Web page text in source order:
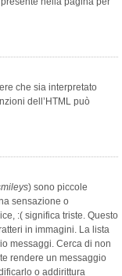
che sia interpretato
dell’HTML può
) sono piccole
sensazione o
:( significa triste. Questo
in immagini. La lista
messaggi. Cerca di non
rendere un messaggio
o addirittura